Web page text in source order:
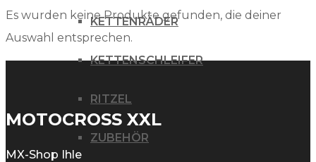
KETTENRÄDER
KETTENSCHLEIFER
RITZEL
ZUBEHÖR
Es wurden keine Produkte gefunden, die deiner
Auswahl entsprechen.
MOTOCROSS XXL
MX-Shop Ihle